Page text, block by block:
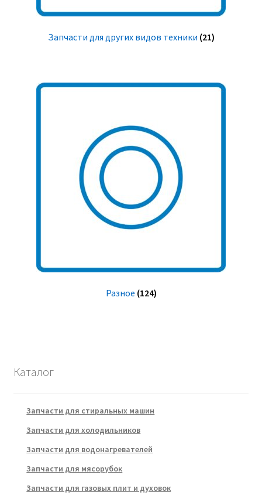
Запчасти для других видов техники (21)
Разное (124)
Каталог
Запчасти для стиральных машин
Запчасти для холодильников
Запчасти для водонагревателей
Запчасти для мясорубок
Запчасти для газовых плит и духовок